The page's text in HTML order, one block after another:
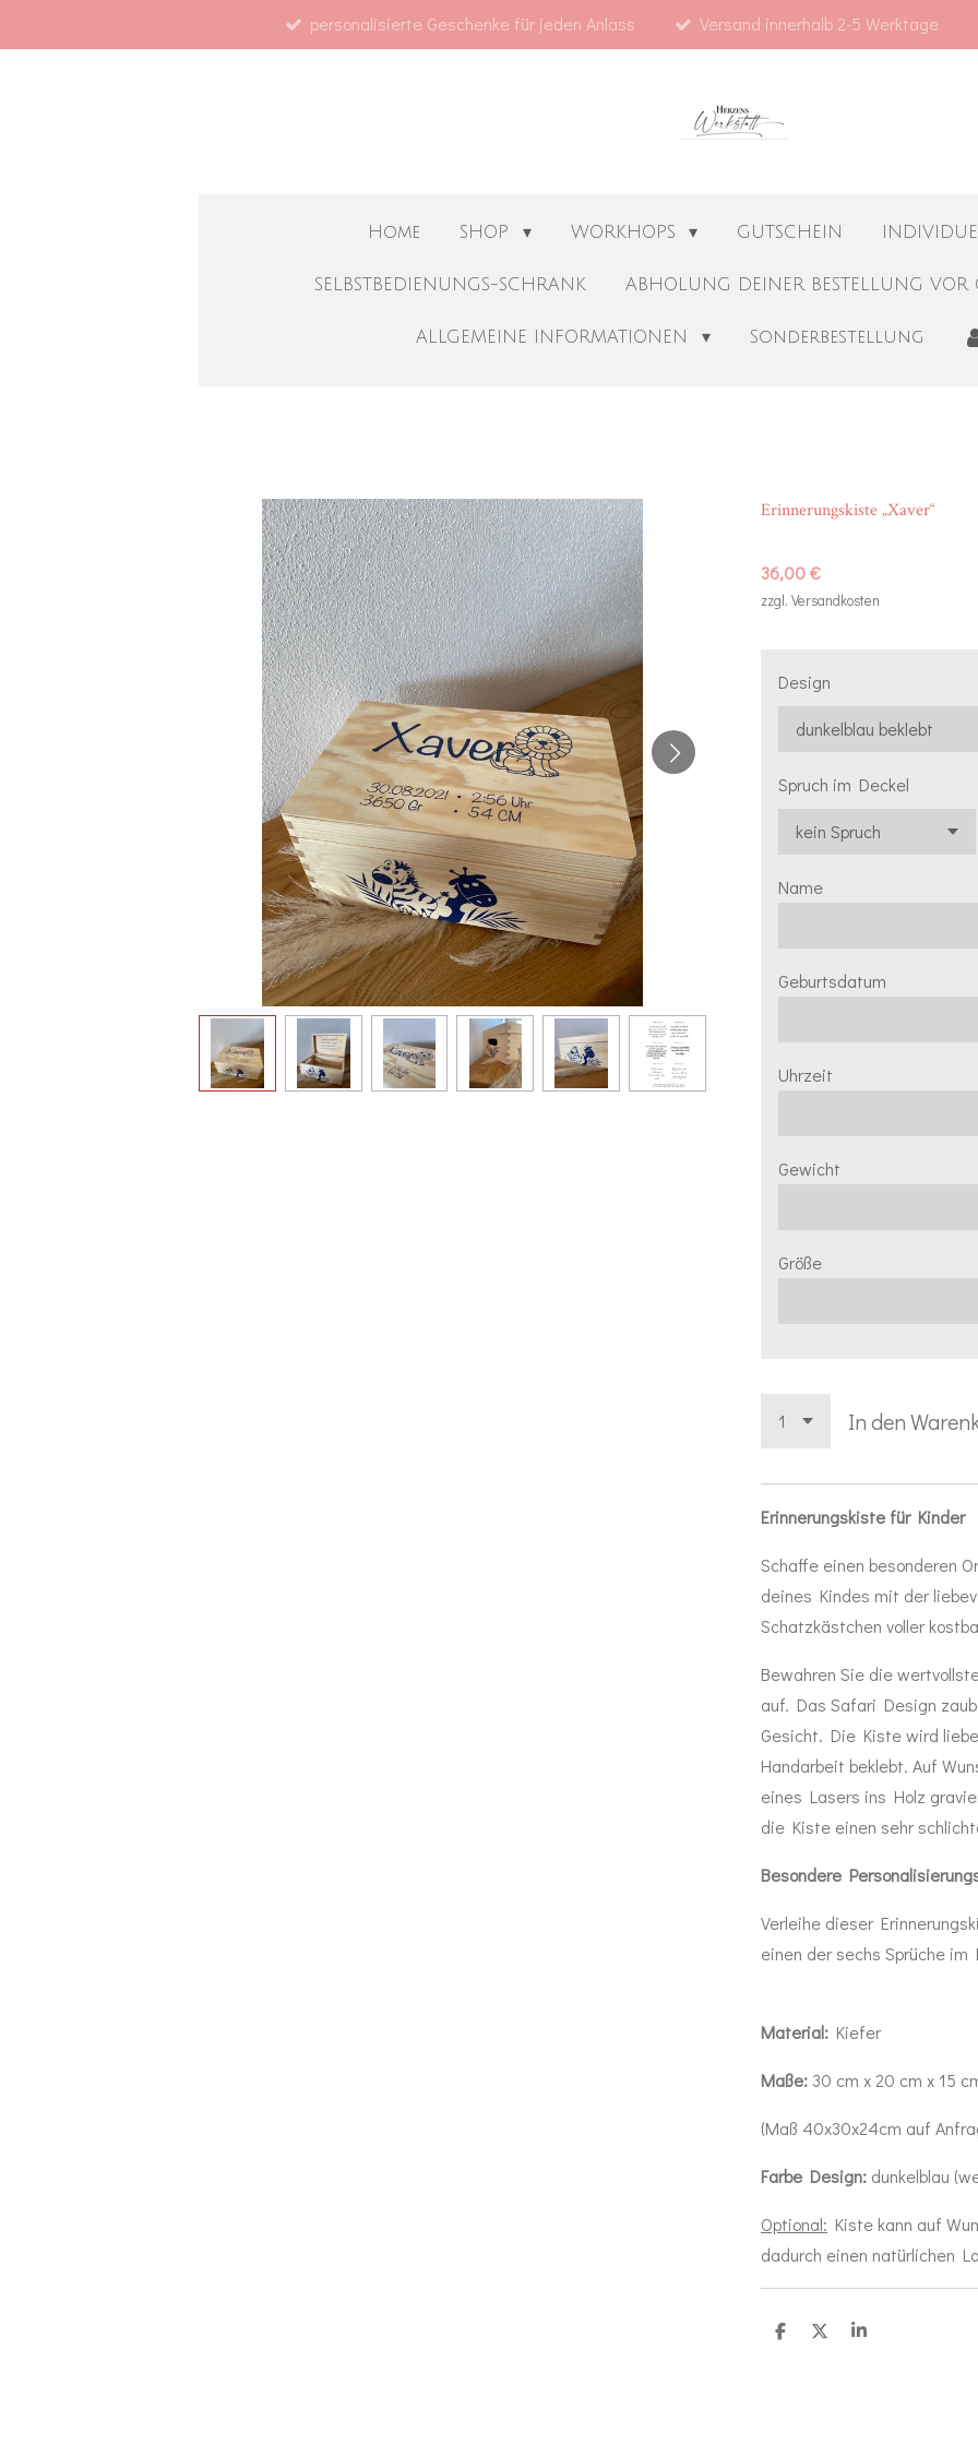
Hauptinhalt
personalisierte Geschenke für jeden Anlass Versand innerhalb 2-5 Werktage
Home SHOP WORKHOPS GUTSCHEIN
SELBSTBEDIENUNGS-SCHRANK ABHOLUNG DEINER BESTELLUNG VOR
ALLGEMEINE INFORMATIONEN Sonderbestellung
Erinnerungskiste „Xaver“
36,00 €
zzgl. Versandkosten
Design
Spruch im Deckel
Name
Geburtsdatum
Uhrzeit
Gewicht
Größe
In den
Erinnerungskiste für Kinder
Schaffe einen besonderen
deines Kindes mit der
Schatzkästchen voller
Bewahren Sie die
auf. Das Safari Design
Gesicht. Die Kiste wird
Handarbeit beklebt. Auf
eines Lasers ins Holz
die Kiste einen sehr
Besondere
Verleihe dieser
einen der sechs Sprüche
Material: Kiefer
Maße: 30 cm x 20 cm x 15
(Maß 40x30x24cm auf
Farbe Design: dunkelblau
Optional: Kiste kann auf
dadurch einen natürlichen
T
T
T